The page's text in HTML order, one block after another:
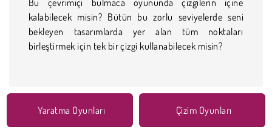
kalabilecek misin? Bütün bu zorlu seviyelerde seni
bekleyen tasarımlarda yer alan tüm noktaları
birleştirmek için tek bir çizgi kullanabilecek misin?
Yaratma Oyunları Çizim Oyunları